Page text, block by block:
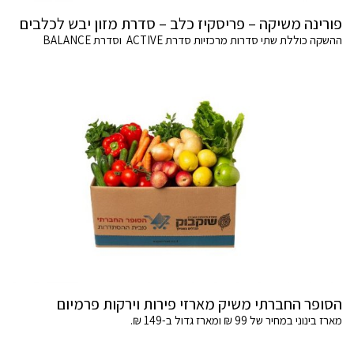
פורינה משיקה – פריסקיז כלב – סדרת מזון יבש לכלבים
ההשקה כוללת שתי סדרות מרכזיות סדרת ACTIVE וסדרת BALANCE
הסופר החברתי משיק מארזי פירות וירקות פרמיום
מארז בינוני במחיר של 99 ₪ ומארז גדול ב-149 ₪.